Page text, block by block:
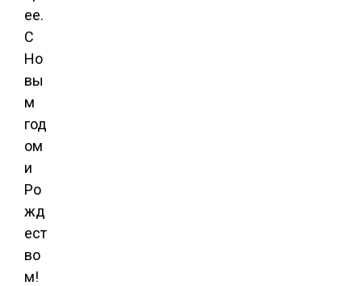
ее.
С
Но
вы
м
год
ом
и
Ро
жд
ест
во
м!